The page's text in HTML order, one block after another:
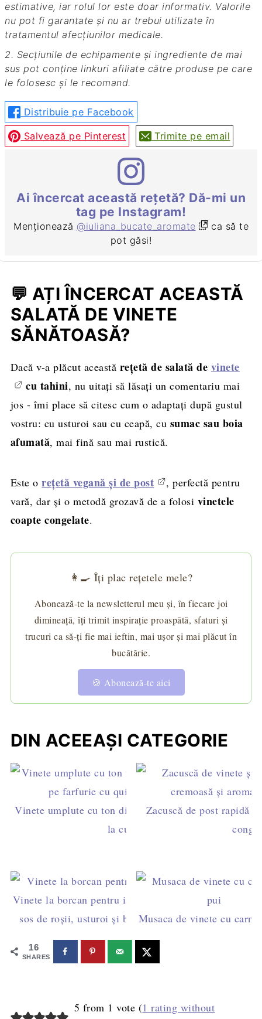
estimative, iar rolul lor este doar informativ. Valorile
nu pot fi garantate și nu ar trebui utilizate în
tratamentul afecțiunilor medicale.
2. Secțiunile de echipamente și ingrediente de mai
sus pot conține linkuri afiliate către produse pe care
le folosesc și le recomand.
Distribuie pe Facebook
Salvează pe Pinterest Trimite pe email
Ai încercat această rețetă? Dă-mi un
tag pe Instagram!
Menționează @iuliana_bucate_aromate
ca să te
pot găsi!
💬 AȚI ÎNCERCAT ACEASTĂ
SALATĂ DE VINETE
SĂNĂTOASĂ?
Dacă v-a plăcut această rețetă de salată de vinete
cu tahini, nu uitați să lăsați un comentariu mai
jos - îmi place să citesc cum o adaptați după gustul
vostru: cu usturoi sau cu ceapă, cu sumac sau boia
afumată, mai fină sau mai rustică.
Este orețetă vegană și de post
, perfectă pentru
vară, dar și o metodă grozavă de a folosi vinetele
coapte congelate.
👩‍🍳 Îți plac rețetele mele?
Abonează-te la newsletterul meu și, în fiecare joi
dimineață, îți trimit inspirație proaspătă, sfaturi și
trucuri ca să-ți fie mai ieftin, mai ușor și mai plăcut în
bucătărie.
🍪 Abonează-te aici
DIN ACEEAȘI CATEGORIE
Vinete umplute cu ton din conservă, rețetă ușoară
la cuptor
Zacuscă de post rapidă
Vinete la borcan pentru iarnă - în
sos de roșii, usturoi și busuiocMusaca de vinete cu
16
SHARES
5 from 1 vote (1 rating without